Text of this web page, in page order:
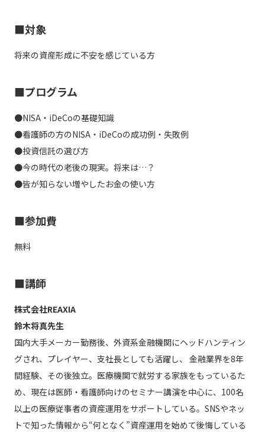
■対象
将来の資産形成に不安を感じている方
■プログラム
●NISA・iDeCoの基礎知識
●看護師の方のNISA・iDeCoの成功例・失敗例
●投資信託の選び方
●今の時代の老後の現実。将来は…？
●皆が知らない増やしたお金の使い方
■参加費
無料
■講師
株式会社REAXIA
鈴木将真先生
国内大手メーカー勤務後、外資系金融機関にヘッドハンティン
グされ、プレイヤー、支社長としても活躍し、 金融業界を8年
間経験、その後独立。医療機関で就労する家族をもっているた
め、現在は医師・看護師向けのセミナー講演を中心に、100名
以上の医療従事者の資産運用をサポートしている。SNSやネッ
トで知った情報から“何となく”資産運用を始めて後悔している